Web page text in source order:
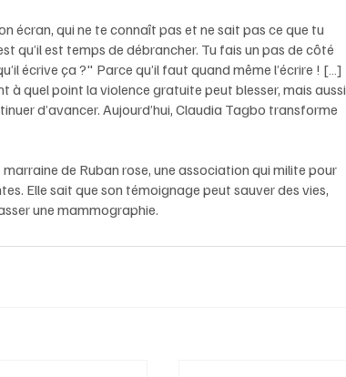
écran, qui ne te connaît pas et ne sait pas ce que tu
qu’il est temps de débrancher. Tu fais un pas de côté
écrive ça ?" Parce qu’il faut quand même l’écrire ! […]
quel point la violence gratuite peut blesser, mais aussi
d’avancer. Aujourd’hui, Claudia Tagbo transforme
de Ruban rose, une association qui milite pour
Elle sait que son témoignage peut sauver des vies,
une mammographie.